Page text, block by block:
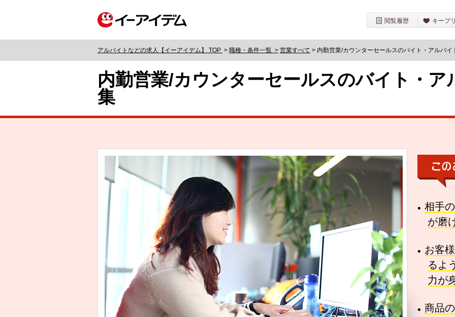
閲覧履歴 キープ
アルバイトなどの求人【イーアイデム】 TOP > 職種・条件一覧 > 営業すべて > 内勤営業/カウンターセールスのバイト・アルバイ
内勤営業/カウンターセールスのバイト・ア
集
相手
が磨
お客
るよ
力が
商品